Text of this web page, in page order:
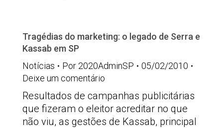
Tragédias do marketing: o legado de Serra e
Kassab em SP
Notícias
Por 2020AdminSP
05/02/2010
Deixe um comentário
Resultados de campanhas publicitárias
que fizeram o eleitor acreditar no que
não viu, as gestões de Kassab, principal